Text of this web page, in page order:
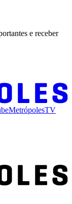
e receber
MetrópolesTV